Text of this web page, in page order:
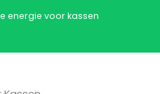
energie voor kassen